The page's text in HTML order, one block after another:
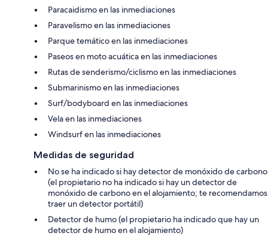
Paracaidismo en las inmediaciones
Paravelismo en las inmediaciones
Parque temático en las inmediaciones
Paseos en moto acuática en las inmediaciones
Rutas de senderismo/ciclismo en las inmediaciones
Submarinismo en las inmediaciones
Surf/bodyboard en las inmediaciones
Vela en las inmediaciones
Windsurf en las inmediaciones
Medidas de seguridad
No se ha indicado si hay detector de monóxido de carbono
(el propietario no ha indicado si hay un detector de
monóxido de carbono en el alojamiento; te recomendamos
traer un detector portátil)
Detector de humo (el propietario ha indicado que hay un
detector de humo en el alojamiento)